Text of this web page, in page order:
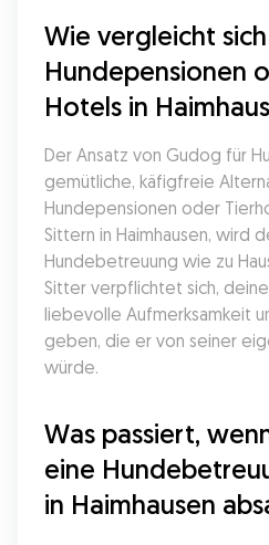
Wie vergleicht
Hundepensionen
Hotels in
Der Ansatz von Gudog für
gemütliche, käfigfreie
Hundepensionen oder
Sittern in Haimhausen, wird
Hundebetreuung wie zu
Sitter verpflichtet sich,
liebevolle Aufmerksamkeit
geben, die er von seiner
würde.
Was passiert,
eine
in Haimhausen